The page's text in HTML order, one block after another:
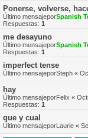
Ponerse, volverse,
Último mensajeporSpanish
Respuestas: 1
me desayuno
Último mensajeporSpanish
Respuestas: 1
imperfect tense
Último mensajeporSteph «
hay
Último mensajeporFelix «
Respuestas: 1
que y cual
Último mensajeporLaurie «